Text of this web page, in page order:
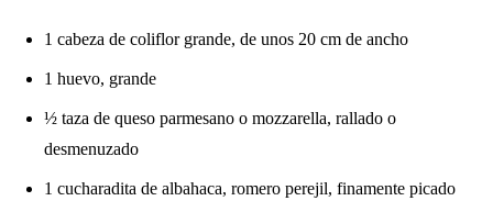
1 cabeza de coliflor grande, de unos 20 cm de ancho
1 huevo, grande
½ taza de queso parmesano o mozzarella, rallado o
desmenuzado
1 cucharadita de albahaca, romero perejil, finamente picado